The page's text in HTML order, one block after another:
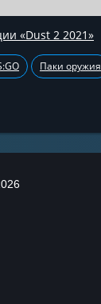
«Dust 2 2021»
Паки оружия